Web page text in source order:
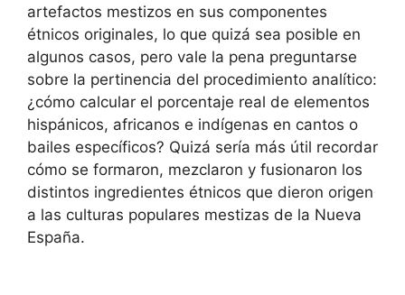
artefactos mestizos en sus componentes
étnicos originales, lo que quizá sea posible en
algunos casos, pero vale la pena preguntarse
sobre la pertinencia del procedimiento analítico:
¿cómo calcular el porcentaje real de elementos
hispánicos, africanos e indígenas en cantos o
bailes específicos? Quizá sería más útil recordar
cómo se formaron, mezclaron y fusionaron los
distintos ingredientes étnicos que dieron origen
a las culturas populares mestizas de la Nueva
España.